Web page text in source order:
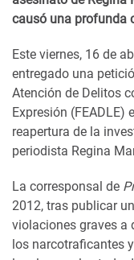
causó una profunda
Este viernes, 16 de
entregado una
Atención de Delitos
Expresión
reapertura de la
periodista Regina
La corresponsal de
2012, tras publicar
violaciones graves a
los narcotraficantes